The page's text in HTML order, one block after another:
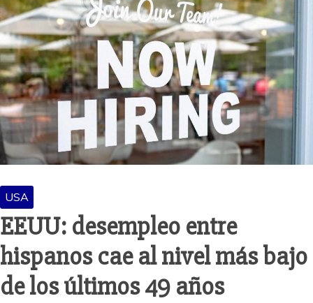
USA
EEUU: desempleo entre
hispanos cae al nivel más bajo
de los últimos 49 años